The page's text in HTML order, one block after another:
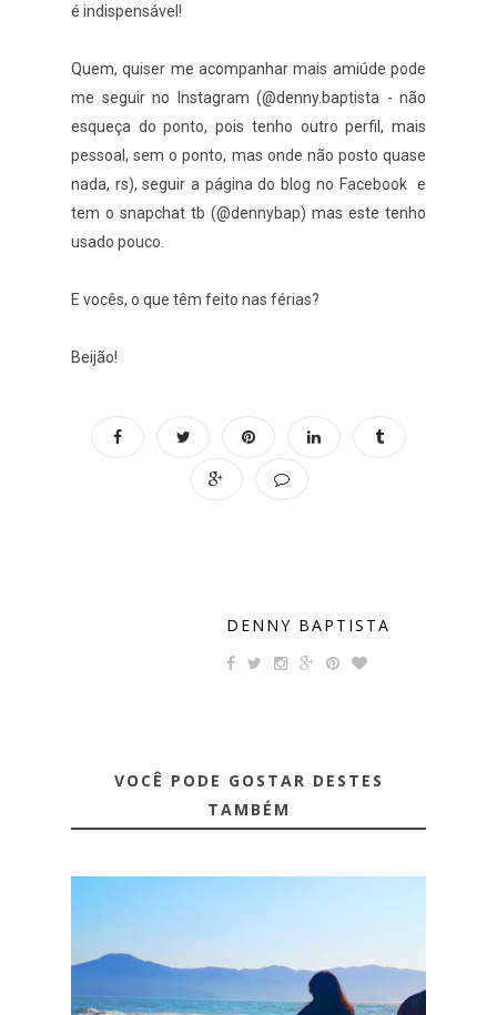
é indispensável!
Quem, quiser me acompanhar mais amiúde pode
me seguir no Instagram (@denny.baptista - não
esqueça do ponto, pois tenho outro perfil, mais
pessoal, sem o ponto, mas onde não posto quase
nada, rs), seguir a página do blog no Facebook e
tem o snapchat tb (@dennybap) mas este tenho
usado pouco.
E vocês, o que têm feito nas férias?
Beijão!
DENNY BAPTISTA
VOCÊ PODE GOSTAR DESTES
TAMBÉM